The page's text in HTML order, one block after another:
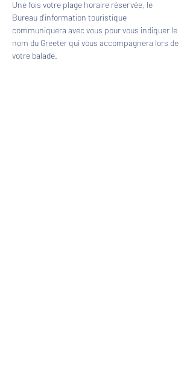
Une fois votre plage horaire réservée, le
Bureau d'information touristique
communiquera avec vous pour vous indiquer le
nom du Greeter qui vous accompagnera lors de
votre balade.